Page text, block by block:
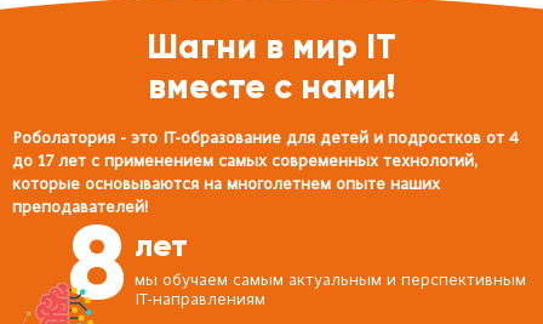
Шагни в мир IT
вместе с нами!
Роболатория - это IT-образование для детей и подростков от 4
до 17 лет с применением самых современных технологий,
которые основываются на многолетнем опыте наших
преподавателей!
8 лет
мы обучаем самым актуальным и перспективным
IT-направлениям